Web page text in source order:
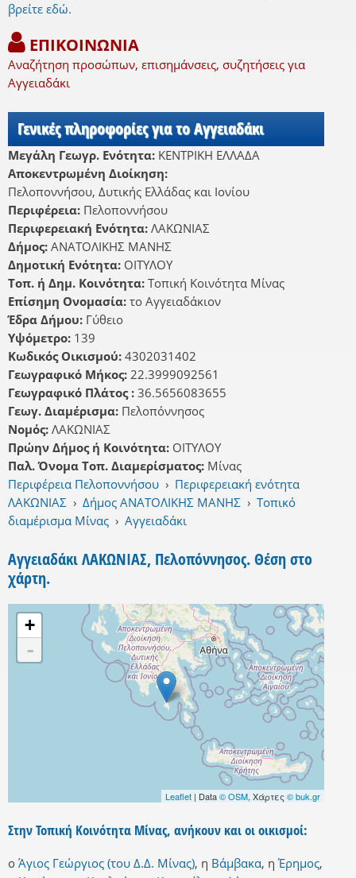
βρείτε εδώ.
ΕΠΙΚΟΙΝΩΝΙΑ
Αναζήτηση προσώπων, επισημάνσεις, συζητήσεις για
Αγγειαδάκι
Γενικές πληροφορίες για το Αγγειαδάκι
Μεγάλη Γεωγρ. Ενότητα: ΚΕΝΤΡΙΚΗ ΕΛΛΑΔΑ
Αποκεντρωμένη Διοίκηση:
Πελοποννήσου, Δυτικής Ελλάδας και Ιονίου
Περιφέρεια: Πελοποννήσου
Περιφερειακή Ενότητα: ΛΑΚΩΝΙΑΣ
Δήμος: ΑΝΑΤΟΛΙΚΗΣ ΜΑΝΗΣ
Δημοτική Ενότητα: ΟΙΤΥΛΟΥ
Τοπ. ή Δημ. Κοινότητα: Τοπική Κοινότητα Μίνας
Επίσημη Ονομασία: το Αγγειαδάκιον
Έδρα Δήμου: Γύθειο
Υψόμετρο: 139
Κωδικός Οικισμού: 4302031402
Γεωγραφικό Μήκος: 22.3999092561
Γεωγραφικό Πλάτος : 36.5656083655
Γεωγ. Διαμέρισμα: Πελοπόννησος
Νομός: ΛΑΚΩΝΙΑΣ
Πρώην Δήμος ή Κοινότητα: ΟΙΤΥΛΟΥ
Παλ. Όνομα Τοπ. Διαμερίσματος: Μίνας
Περιφέρεια Πελοποννήσου › Περιφερειακή ενότητα
ΛΑΚΩΝΙΑΣ › Δήμος ΑΝΑΤΟΛΙΚΗΣ ΜΑΝΗΣ › Τοπικό
διαμέρισμα Μίνας › Αγγειαδάκι
Αγγειαδάκι ΛΑΚΩΝΙΑΣ, Πελοπόννησος. Θέση στο
χάρτη.
+
-
Leaflet | Data© OSM, Χάρτες © buk.gr
Στην Τοπική Κοινότητα Μίνας, ανήκουν και οι οικισμοί:
ο Άγιος Γεώργιος (του Δ.Δ. Μίνας), η Βάμβακα, η Έρημος,